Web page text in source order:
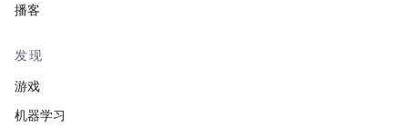
播客
发现
游戏
机器学习